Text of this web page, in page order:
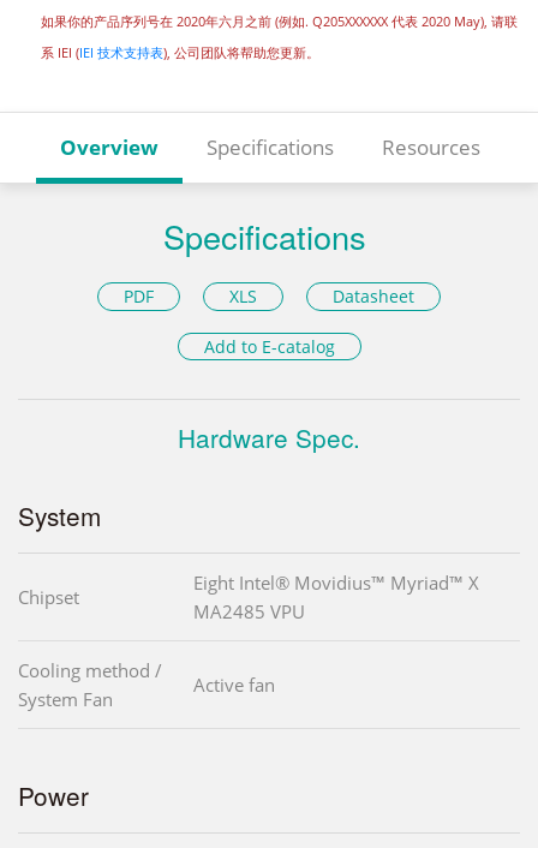
如果你的产品序列号在 2020年六月之前 (例如. Q205XXXXXX 代表 2020 May), 请联
系 IEI (IEI 技术支持表), 公司团队将帮助您更新。
Overview Specifications Resources
Specifications
PDF XLS Datasheet
Add to E-catalog
Hardware Spec.
System
Chipset
Eight Intel® Movidius™ Myriad™ X
MA2485 VPU
Cooling method /
System Fan
Active fan
Power